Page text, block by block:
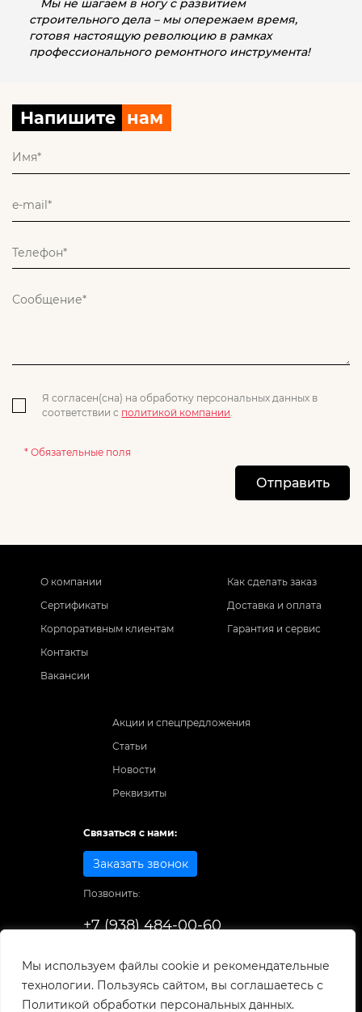
Мы используем файлы cookie и рекомендательные
технологии. Пользуясь сайтом, вы соглашаетесь с
Политикой обработки персональных данных.
Мы не шагаем в ногу с развитием
строительного дела – мы опережаем время,
готовя настоящую революцию в рамках
профессионального ремонтного инструмента!
Напишите нам
Я согласен(сна) на обработку персональных данных в
соответствии с политикой компании
* Обязательные поля
Отправить
О компании
Сертификаты
Корпоративным клиентам
Контакты
Вакансии
Как сделать заказ
Доставка и оплата
Гарантия и сервис
Акции и спецпредложения
Статьи
Новости
Реквизиты
Связаться с нами:
Заказать звонок
Позвонить:
+7 (938) 484-00-60
© 1998-2026